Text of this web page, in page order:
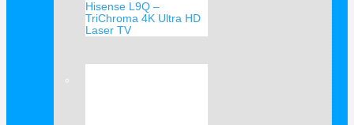
Hisense L9Q –
TriChroma 4K Ultra HD
Laser TV